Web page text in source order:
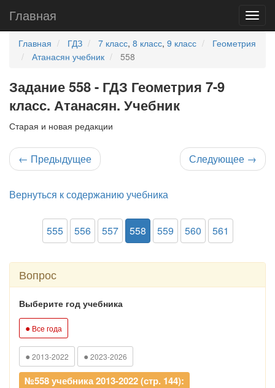
Главная
Главная ГДЗ 7 класс, 8 класс, 9 класс
Геометрия
Атанасян учебник
558
Задание 558 - ГДЗ Геометрия 7-9
класс. Атанасян. Учебник
Старая и новая редакции
← Предыдущее Следующее →
Вернуться к содержанию учебника
555 556 557 558 559 560 561
Вопрос
Выберите год учебника
● Все года
● 2013-2022 ● 2023-2026
№558 учебника 2013-2022 (стр. 144):